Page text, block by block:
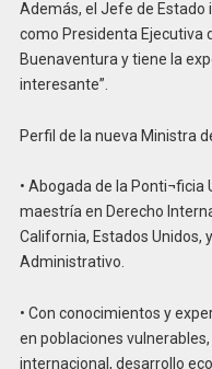
Además, el Jefe de Estado
como Presidenta Ejecutiva
Buenaventura y tiene la
interesante”.
Perfil de la nueva Ministra
• Abogada de la Ponti¬ficia
maestría en Derecho
California, Estados Unidos,
Administrativo.
• Con conocimientos y
en poblaciones
internacional, desarrollo